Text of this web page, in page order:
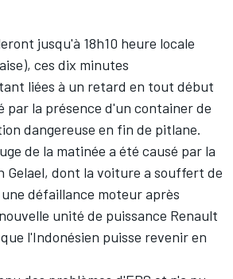
jusqu'à 18h10 heure locale
ces dix minutes
liées à un retard en tout début
par la présence d'un container de
dangereuse en fin de pitlane.
de la matinée a été causé par la
Gelael, dont la voiture a souffert de
défaillance moteur après
unité de puissance Renault
l'Indonésien puisse revenir en